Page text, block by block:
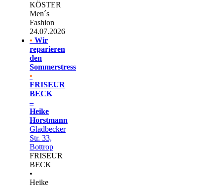
KÖSTER
Men´s
Fashion
24.07.2026
• Wir
reparieren
den
Sommerstress
•
FRISEUR
BECK
–
Heike
Horstmann
Gladbecker
Str. 33,
Bottrop
FRISEUR
BECK
•
Heike